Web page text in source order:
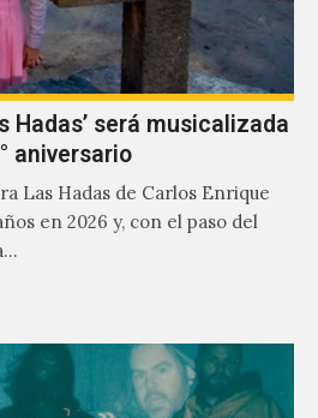
Hadas’ será musicalizada
aniversario
Las Hadas de Carlos Enrique
en 2026 y, con el paso del